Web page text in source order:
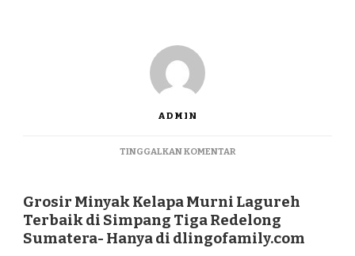
ADMIN
TINGGALKAN KOMENTARPADA
KELAPA
MURNI
LAGUREH
TERBAIK
Grosir Minyak Kelapa Murni Lagureh
Terbaik di Simpang Tiga Redelong
Sumatera- Hanya di dlingofamily.com